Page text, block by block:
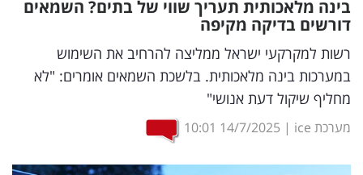
דיגיטל
וטק
שיווק
ופרסום
בינה מלאכותית תעריך שווי של בתים? השמאים
דורשים בדיקה מקיפה
רשות למקרקעי ישראל ממליצה להרחיב את השימוש
במערכות בינה מלאכותית. בלשכת השמאים אומרים: "לא
מחליף שיקול דעת אנושי"
מערכת ice |
14/7/2025
10:01